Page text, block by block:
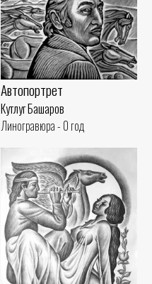
Автопортрет
Кутлуг Башаров
Линогравюра - 0 год